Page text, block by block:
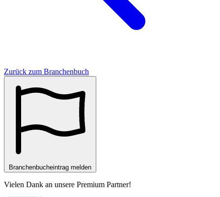
Zurück zum Branchenbuch
Branchenbucheintrag melden
Vielen Dank an unsere Premium Partner!